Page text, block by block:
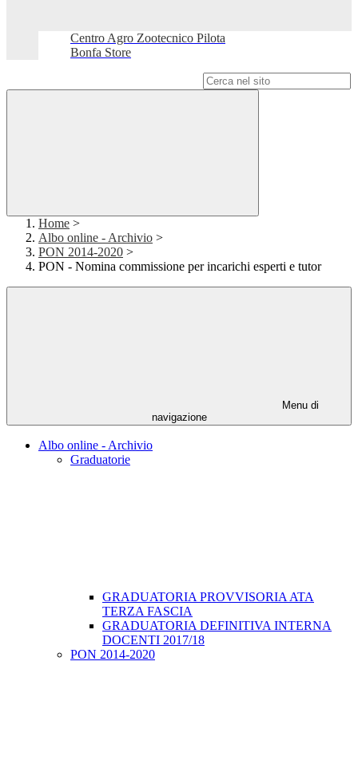
Centro Agro Zootecnico Pilota
Bonfa Store
Home >
Albo online - Archivio >
PON 2014-2020 >
PON - Nomina commissione per incarichi esperti e tutor
Menu di
navigazione
Albo online - Archivio
Graduatorie
GRADUATORIA PROVVISORIA ATA
TERZA FASCIA
GRADUATORIA DEFINITIVA INTERNA
DOCENTI 2017/18
PON 2014-2020